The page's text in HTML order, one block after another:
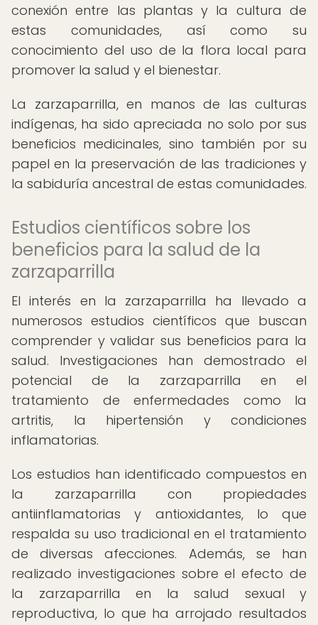
conexión entre las plantas y la cultura de
estas comunidades, así como su
conocimiento del uso de la flora local para
promover la salud y el bienestar.
La zarzaparrilla, en manos de las culturas
indígenas, ha sido apreciada no solo por sus
beneficios medicinales, sino también por su
papel en la preservación de las tradiciones y
la sabiduría ancestral de estas comunidades.
Estudios científicos sobre los
beneficios para la salud de la
zarzaparrilla
El interés en la zarzaparrilla ha llevado a
numerosos estudios científicos que buscan
comprender y validar sus beneficios para la
salud. Investigaciones han demostrado el
potencial de la zarzaparrilla en el
tratamiento de enfermedades como la
artritis, la hipertensión y condiciones
inflamatorias.
Los estudios han identificado compuestos en
la zarzaparrilla con propiedades
antiinflamatorias y antioxidantes, lo que
respalda su uso tradicional en el tratamiento
de diversas afecciones. Además, se han
realizado investigaciones sobre el efecto de
la zarzaparrilla en la salud sexual y
reproductiva, lo que ha arrojado resultados